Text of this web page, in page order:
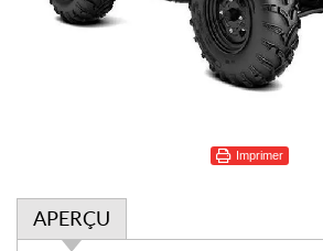
Imprimer
APERÇU